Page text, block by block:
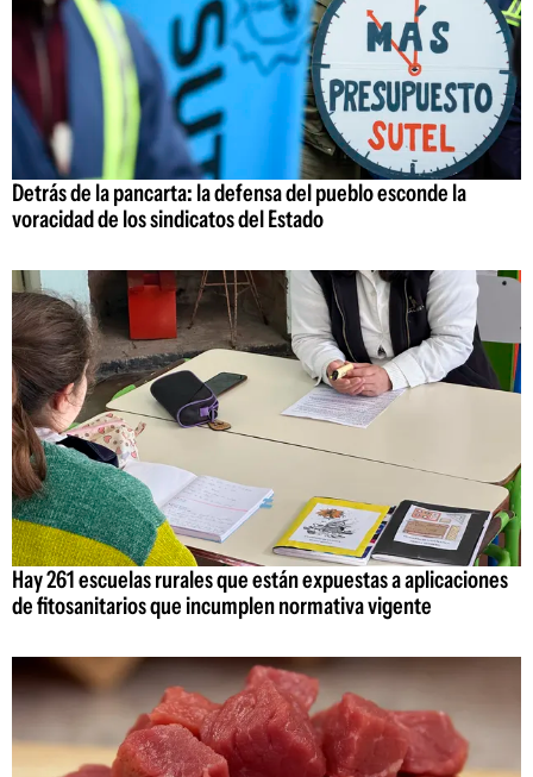
Detrás de la pancarta: la defensa del pueblo esconde la
voracidad de los sindicatos del Estado
Hay 261 escuelas rurales que están expuestas a aplicaciones
de fitosanitarios que incumplen normativa vigente